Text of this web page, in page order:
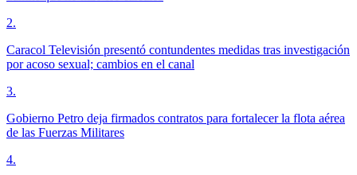
2.
Caracol Televisión presentó contundentes medidas tras investigación
por acoso sexual; cambios en el canal
3.
Gobierno Petro deja firmados contratos para fortalecer la flota aérea
de las Fuerzas Militares
4.